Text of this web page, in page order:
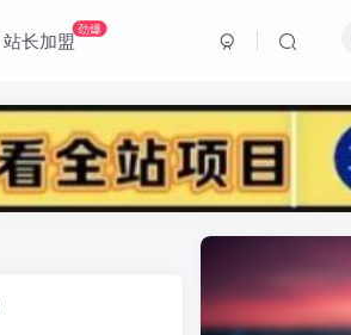
站长加盟劲爆
标签云
鱼塘起号(1)
餐饮门店(1)
(1)